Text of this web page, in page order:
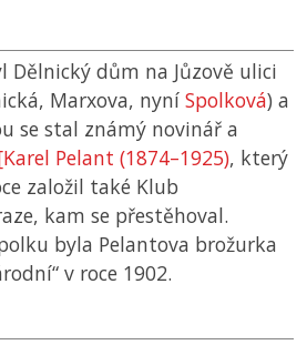
Dělnický dům na Jůzově ulici
Marxova, nyní Spolková) a
se stal známý novinář a
Pelant (1874–1925), který
založil také Klub
kam se přestěhoval.
byla Pelantova brožurka
v roce 1902.